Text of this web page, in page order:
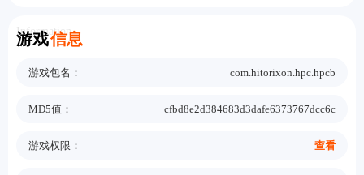
游戏信息
Information
游戏包名： com.hitorixon.hpc.hpcb
MD5值： cfbd8e2d384683d3dafe6373767dcc6c
游戏权限： 查看